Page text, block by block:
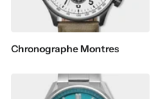
Chronographe Montres